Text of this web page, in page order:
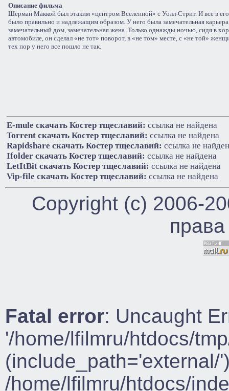
Описание фильма
Шерман Маккой был этаким «центром Вселенной» с Уолл-Стрит. И все в
было правильно и надлежащим образом. У него была замечательная
замечательный дом, замечательная жена. Только однажды ночью, сидя в
автомобиле, он сделал «не тот» поворот, в «не том» месте, с «не той»
тех пор у него все пошло не так.
E-mule cкачать Костер тщеславий: ссылка не найдена
Torrent cкачать Костер тщеславий: ссылка не найдена
Rapidshare cкачать Костер тщеславий: ссылка не
Ifolder cкачать Костер тщеславий: ссылка не найдена
LetItBit cкачать Костер тщеславий: ссылка не найдена
Vip-file cкачать Костер тщеславий: ссылка не найдена
Copyright (c) 2006-
Fatal error: Uncaught
'/home/lfilmru/htdocs/
(include_path='external/
/home/lfilmru/htdocs/